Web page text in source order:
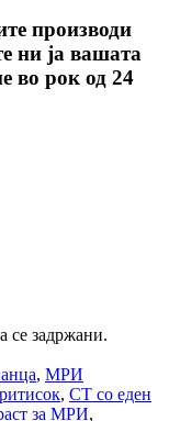
производи
ни ја вашата
во рок од 24
се задржани.
, МРИ
, CT со еден
за МРИ,